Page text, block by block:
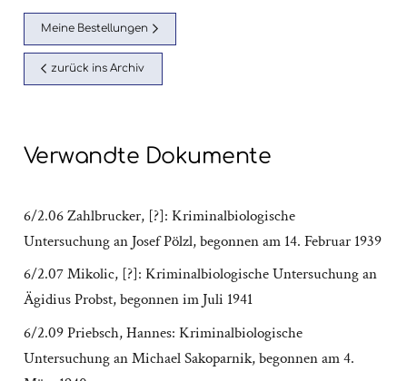
Meine Bestellungen
zurück ins Archiv
Verwandte Dokumente
6/2.06 Zahlbrucker, [?]: Kriminalbiologische
Untersuchung an Josef Pölzl, begonnen am 14. Februar 1939
6/2.07 Mikolic, [?]: Kriminalbiologische Untersuchung an
Ägidius Probst, begonnen im Juli 1941
6/2.09 Priebsch, Hannes: Kriminalbiologische
Untersuchung an Michael Sakoparnik, begonnen am 4.